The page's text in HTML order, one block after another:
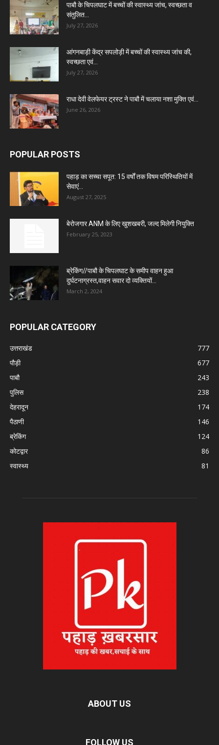
पाबौ के चिपलघाट में बच्चों की स्वास्थ्य जांच, स्वच्छता व
संतुलित...
July 27, 2026
आंगनबाड़ी केंद्र सपलोड़ी में बच्चों की स्वास्थ्य जांच की,
स्वच्छता एवं...
July 27, 2026
राधा देवी वेलफेयर ट्रस्ट ने पाबौ में चलाया नशा मुक्ति एवं...
June 26, 2026
POPULAR POSTS
पहाड़ का सच्चा सपूत: 15 वर्षों तक विषम परिस्थितियों में
सेवाएं...
August 27, 2025
बेरोजगार ANM के लिए खुशखबरी, जल्द मिलेगी नियुक्ति
February 25, 2023
ब्रेकिंग//पाबौ के चिपलघाट के समीप वाहन हुआ
दुर्घटनाग्रस्त,वाहन सवार दो व्यक्तियों...
March 2, 2024
POPULAR CATEGORY
उत्तराखंड
777
पौड़ी
677
पाबौ
243
पुलिस
238
देहरादून
174
पैठाणी
146
ब्रेकिंग
124
कोटद्वार
86
स्वास्थ्य
81
ABOUT US
FOLLOW US